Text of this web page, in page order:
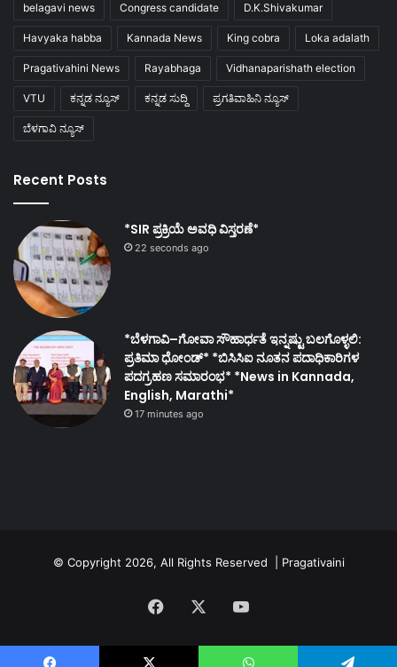
belagavi news Congress candidate D.K.Shivakumar
Havyaka habba Kannada News King cobra Loka adalath
Pragativahini News Rayabhaga Vidhanaparishath election
VTU ಕನ್ನಡ ನ್ಯೂಸ್ ಕನ್ನಡ ಸುದ್ದಿ ಪ್ರಗತಿವಾಹಿನಿ ನ್ಯೂಸ್
ಬೆಳಗಾವಿ ನ್ಯೂಸ್
Recent Posts
*SIR ಪ್ರಕ್ರಿಯೆ ಅವಧಿ ವಿಸ್ತರಣೆ*
22 seconds ago
*ಬೆಳಗಾವಿ–ಗೋವಾ ಸೌಹಾರ್ಧತೆ ಇನ್ನಷ್ಟು ಬಲಗೊಳ್ಳಲಿ:
ಪ್ರತಿಮಾ ಧೋಂಡ್* *ಬಿಸಿಸಿಐ ನೂತನ ಪದಾಧಿಕಾರಿಗಳ
ಪದಗ್ರಹಣ ಸಮಾರಂಭ* *News in Kannada,
English, Marathi*
17 minutes ago
© Copyright 2026, All Rights Reserved | Pragativaini
Facebook YouTube